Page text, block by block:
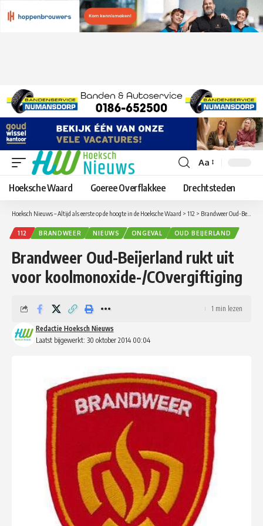
Lettergrootte
aanpassen
Aa
Hoeksche Waard Goeree Overflakkee Drechtsteden
Hoeksch Nieuws – Altijd als eerste op de hoogte in de Hoeksche Waard > 112 > Brandweer Oud-Beijerland rukt uit voor koolmonoxide-/COvergiftiging
112 BRANDWEER NIEUWS ONGEVAL OUD BEIJERLAND
Brandweer Oud-Beijerland rukt uit
voor koolmonoxide-/COvergiftiging
Laatst bijgewerkt: 30 oktober 2014 00:04
Redactie Hoeksch Nieuws
1 min lezen